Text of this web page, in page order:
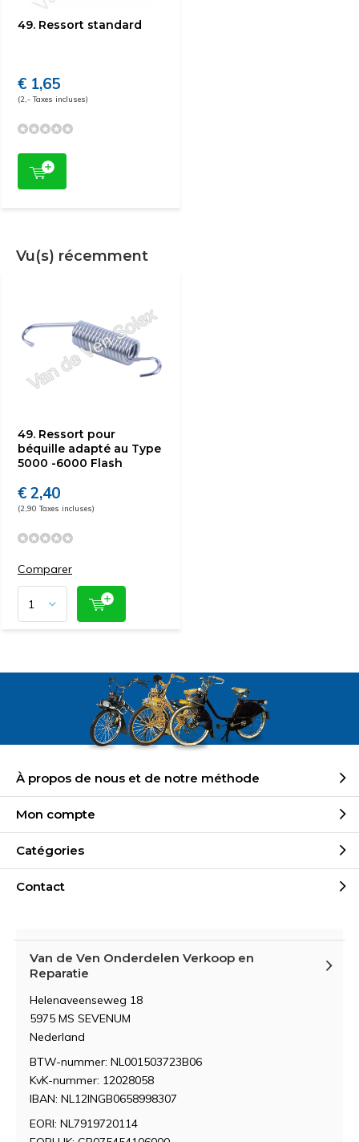
49. Ressort standard
€ 1,65
(2,- Taxes incluses)
Vu(s) récemment
49. Ressort pour
béquille adapté au Type
5000 -6000 Flash
€ 2,40
(2,90 Taxes incluses)
Comparer
À propos de nous et de notre méthode
Mon compte
Catégories
Contact
Van de Ven Onderdelen Verkoop en
Reparatie
Helenaveenseweg 18
5975 MS SEVENUM
Nederland
BTW-nummer: NL001503723B06
KvK-nummer: 12028058
IBAN: NL12INGB0658998307
EORI: NL7919720114